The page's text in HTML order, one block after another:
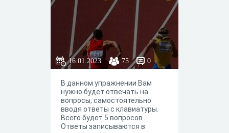
16.01.2023 75 0
В данном упражнении Вам
нужно будет отвечать на
вопросы, самостоятельно
вводя ответы с клавиатуры.
Всего будет 5 вопросов.
Ответы записываются в